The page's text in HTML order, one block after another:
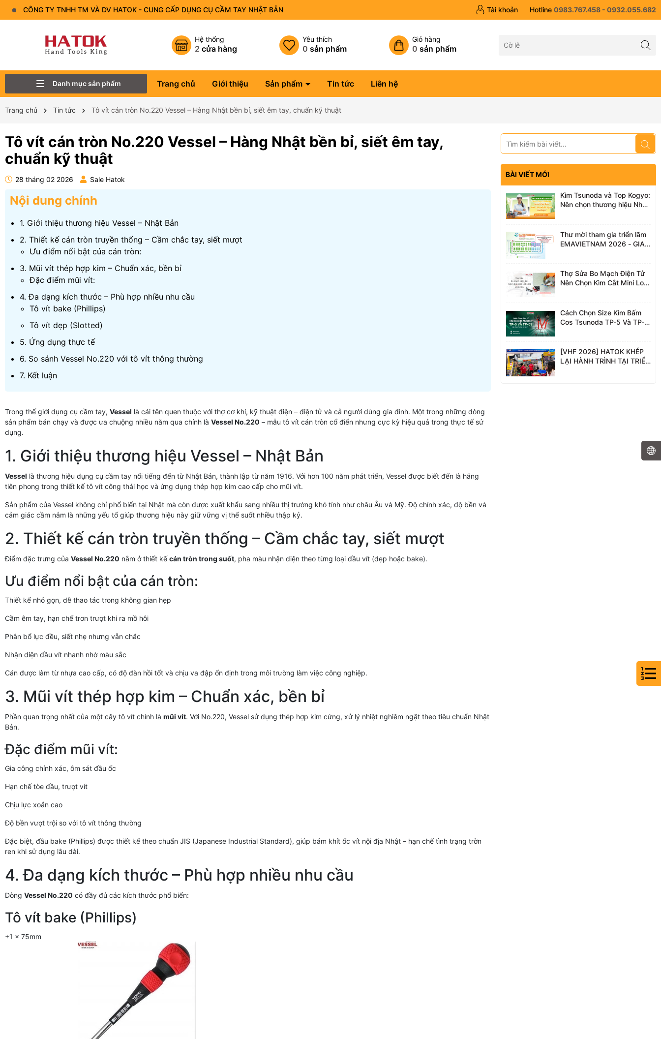
CÔNG TY TNHH TM VÀ DV HATOK - CUNG CẤP DỤNG CỤ CẦM TAY NHẬT BẢN Tài khoản Hotline 0983.767.458 - 0932.055.682
Hệ thống
2 cửa hàng
Yêu thích
0 sản phẩm
Giỏ hàng
0 sản phẩm
Danh mục sản phẩm Trang chủ Giới thiệu Sản phẩm Tin tức Liên hệ
Trang chủ Tin tức Tô vít cán tròn No.220 Vessel – Hàng Nhật bền bỉ, siết êm tay, chuẩn kỹ thuật
Tô vít cán tròn No.220 Vessel – Hàng Nhật bền bỉ, siết êm tay,
chuẩn kỹ thuật
28 tháng 02 2026 Sale Hatok
Nội dung chính
1. Giới thiệu thương hiệu Vessel – Nhật Bản
2. Thiết kế cán tròn truyền thống – Cầm chắc tay, siết mượt
Ưu điểm nổi bật của cán tròn:
3. Mũi vít thép hợp kim – Chuẩn xác, bền bỉ
Đặc điểm mũi vít:
4. Đa dạng kích thước – Phù hợp nhiều nhu cầu
Tô vít bake (Phillips)
Tô vít dẹp (Slotted)
5. Ứng dụng thực tế
6. So sánh Vessel No.220 với tô vít thông thường
7. Kết luận
Trong thế giới dụng cụ cầm tay, Vessel là cái tên quen thuộc với thợ cơ khí, kỹ thuật điện – điện tử và cả người dùng gia đình. Một trong những dòng
sản phẩm bán chạy và được ưa chuộng nhiều năm qua chính là Vessel No.220 – mẫu tô vít cán tròn cổ điển nhưng cực kỳ hiệu quả trong thực tế sử
dụng.
1. Giới thiệu thương hiệu Vessel – Nhật Bản
Vessel là thương hiệu dụng cụ cầm tay nổi tiếng đến từ Nhật Bản, thành lập từ năm 1916. Với hơn 100 năm phát triển, Vessel được biết đến là hãng
tiên phong trong thiết kế tô vít công thái học và ứng dụng thép hợp kim cao cấp cho mũi vít.
Sản phẩm của Vessel không chỉ phổ biến tại Nhật mà còn được xuất khẩu sang nhiều thị trường khó tính như châu Âu và Mỹ. Độ chính xác, độ bền và
cảm giác cầm nắm là những yếu tố giúp thương hiệu này giữ vững vị thế suốt nhiều thập kỷ.
2. Thiết kế cán tròn truyền thống – Cầm chắc tay, siết mượt
Điểm đặc trưng của Vessel No.220 nằm ở thiết kếcán tròn trong suốt, pha màu nhận diện theo từng loại đầu vít (dẹp hoặc bake).
Ưu điểm nổi bật của cán tròn:
Thiết kế nhỏ gọn, dễ thao tác trong không gian hẹp
Cầm êm tay, hạn chế trơn trượt khi ra mồ hôi
Phân bổ lực đều, siết nhẹ nhưng vẫn chắc
Nhận diện đầu vít nhanh nhờ màu sắc
Cán được làm từ nhựa cao cấp, có độ đàn hồi tốt và chịu va đập ổn định trong môi trường làm việc công nghiệp.
3. Mũi vít thép hợp kim – Chuẩn xác, bền bỉ
Phần quan trọng nhất của một cây tô vít chính là mũi vít. Với No.220, Vessel sử dụng thép hợp kim cứng, xử lý nhiệt nghiêm ngặt theo tiêu chuẩn Nhật
Bản.
Đặc điểm mũi vít:
Gia công chính xác, ôm sát đầu ốc
Hạn chế tòe đầu, trượt vít
Chịu lực xoắn cao
Độ bền vượt trội so với tô vít thông thường
Đặc biệt, đầu bake (Phillips) được thiết kế theo chuẩn JIS (Japanese Industrial Standard), giúp bám khít ốc vít nội địa Nhật – hạn chế tình trạng trờn
ren khi sử dụng lâu dài.
4. Đa dạng kích thước – Phù hợp nhiều nhu cầu
Dòng Vessel No.220 có đầy đủ các kích thước phổ biến:
Tô vít bake (Phillips)
+1 x 75mm
BÀI VIẾT MỚI
Kìm Tsunoda và Top Kogyo:
Nên chọn thương hiệu Nhật
Thư mời tham gia triển lãm
EMAVIETNAM 2026 - GIAN
Thợ Sửa Bo Mạch Điện Tử
Nên Chọn Kìm Cắt Mini Loại
Cách Chọn Size Kìm Bấm
Cos Tsunoda TP-5 Và TP-
[VHF 2026] HATOK KHÉP
LẠI HÀNH TRÌNH TẠI TRIỂN